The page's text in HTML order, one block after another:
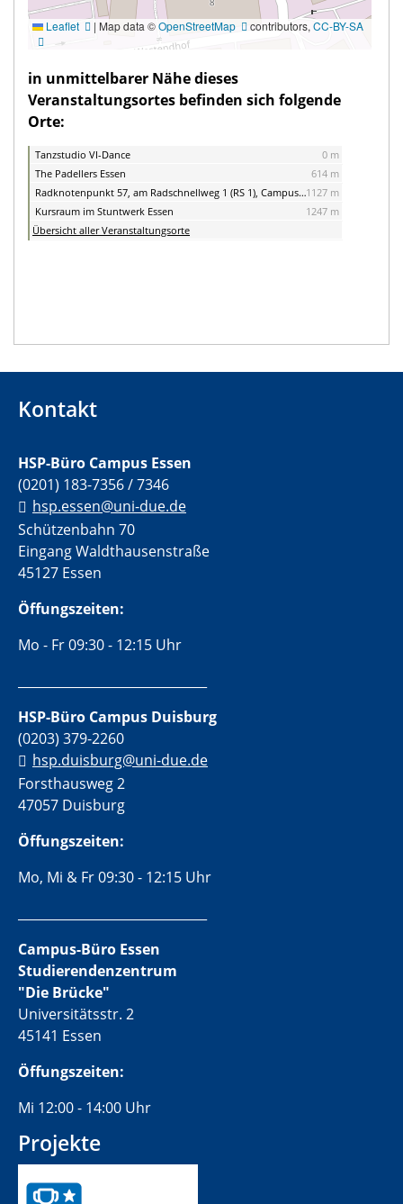
Leaflet | Map data ©OpenStreetMap contributors, CC-BY-SA
in unmittelbarer Nähe dieses
Veranstaltungsortes befinden sich folgende
Orte:
Tanzstudio VI-Dance
0 m
The Padellers Essen
614 m
Radknotenpunkt 57, am Radschnellweg 1 (RS 1), Campus Essen1127 m
Kursraum im Stuntwerk Essen
1247 m
Übersicht aller Veranstaltungsorte
Kontakt
HSP-Büro Campus Essen
(0201) 183-7356 / 7346
hsp.essen@uni-due.de
Schützenbahn 70
Eingang Waldthausenstraße
45127 Essen
Öffungszeiten:
Mo - Fr 09:30 - 12:15 Uhr
HSP-Büro Campus Duisburg
(0203) 379-2260
hsp.duisburg@uni-due.de
Forsthausweg 2
47057 Duisburg
Öffungszeiten:
Mo, Mi & Fr 09:30 - 12:15 Uhr
Campus-Büro Essen
Studierendenzentrum
"Die Brücke"
Universitätsstr. 2
45141 Essen
Öffungszeiten:
Mi 12:00 - 14:00 Uhr
Projekte